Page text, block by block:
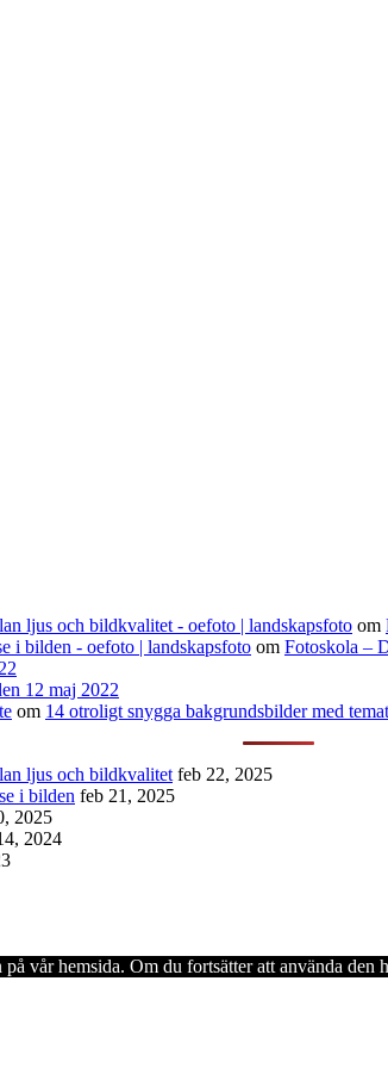
ljus och bildkvalitet - oefoto | landskapsfoto om
i bilden - oefoto | landskapsfoto om Fotoskola –
12 maj 2022
om 14 otroligt snygga bakgrundsbilder med
ljus och bildkvalitet feb 22, 2025
i bilden feb 21, 2025
2025
2024
vår hemsida. Om du fortsätter att använda den